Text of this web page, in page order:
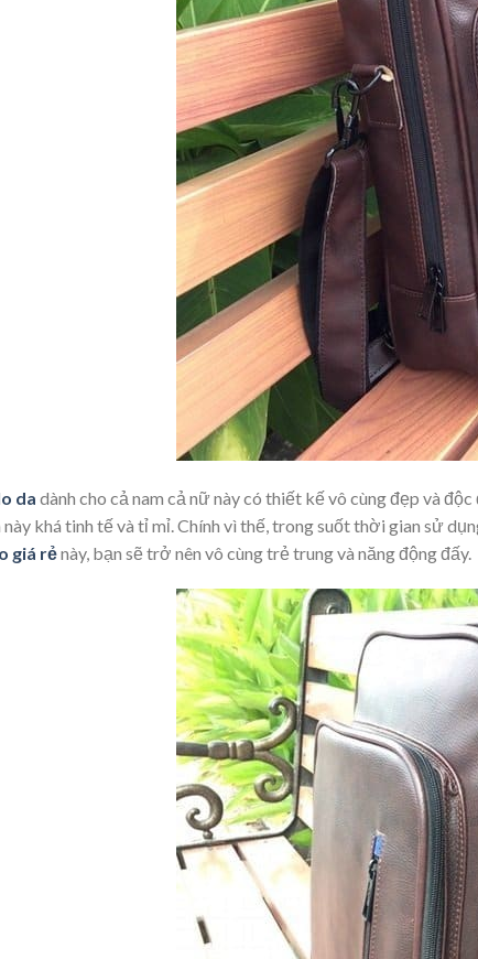
da dành cho cả nam cả nữ này có thiết kế vô cùng đẹp và
này khá tinh tế và tỉ mỉ. Chính vì thế, trong suốt thời gian sử
giá rẻnày, bạn sẽ trở nên vô cùng trẻ trung và năng động đấy.